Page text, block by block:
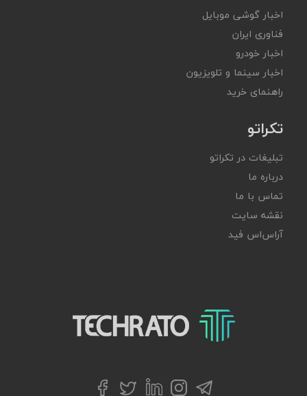
اخبار گوشی موبایل
فناوری ایران
اخبار خودرو
اخبار سینما و تلویزیون
راهنمای خرید
تکراتو
تبلیغات در تکراتو
درباره ما
تماس با ما
نقشه سایت
آر‌اس‌اس فید
تکراتو – زندگی با تکنولوژی
تلگراماینستاگرام
لینکداینتوییترفیسبوک